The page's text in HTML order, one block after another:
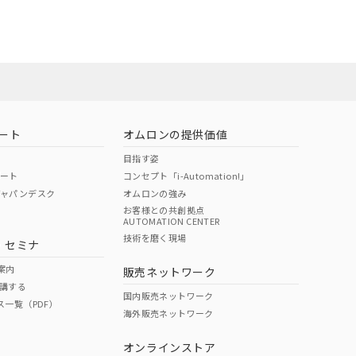
O O
ト
ト
パンデスク
セミナ
内
する
覧（PDF）
オムロンの提供価値
目指す姿
コンセプト「i-Automation!」
オムロンの強み
お客様との共創拠点
AUTOMATION CENTER
技術を磨く現場
販売ネットワーク
国内販売ネットワーク
海外販売ネットワーク
オンラインストア